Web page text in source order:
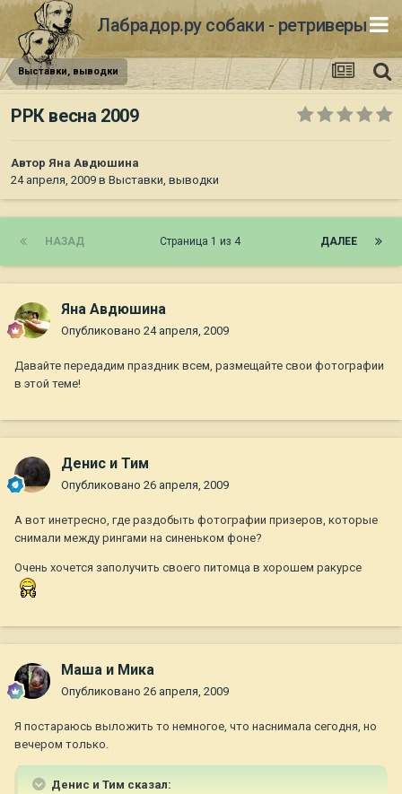
Лабрадор.ру собаки - ретриверы
Выставки, выводки
РРК весна 2009
Автор Яна Авдюшина
24 апреля, 2009 в Выставки, выводки
НАЗАД ДАЛЕЕ
Страница 1 из 4
Яна Авдюшина
Опубликовано 24 апреля, 2009
Давайте передадим праздник всем, размещайте свои фотографии
в этой теме!
Денис и Тим
Опубликовано 26 апреля, 2009
А вот инетресно, где раздобыть фотографии призеров, которые
снимали между рингами на синеньком фоне?
Очень хочется заполучить своего питомца в хорошем ракурсе
Маша и Мика
Опубликовано 26 апреля, 2009
Я постараюсь выложить то немногое, что наснимала сегодня, но
вечером только.
Денис и Тим сказал: